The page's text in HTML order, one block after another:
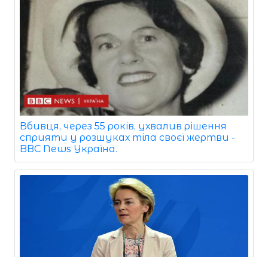
Вбивця, через 55 років, ухвалив рішення
сприяти у розшуках тіла своєї жертви -
BBC News Україна.